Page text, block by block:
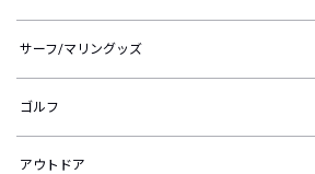
サーフ/マリングッズ
ゴルフ
アウトドア